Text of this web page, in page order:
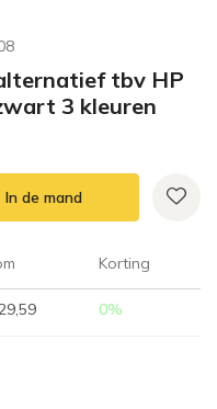
tbv HP
3 kleuren
In de mand
Korting
0%